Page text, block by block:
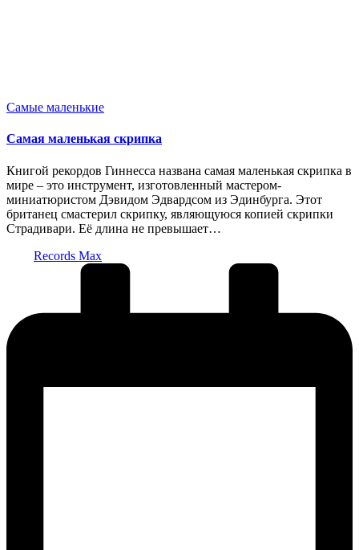
Опубликовано
Самые маленькие
Самая маленькая скрипка
Книгой рекордов Гиннесса названа самая маленькая скрипка в
мире – это инструмент, изготовленный мастером-
миниатюристом Дэвидом Эдвардсом из Эдинбурга. Этот
британец смастерил скрипку, являющуюся копией скрипки
Страдивари. Её длина не превышает…
Records Max